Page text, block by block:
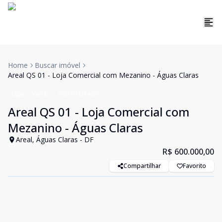
Home
Buscar imóvel
Areal QS 01 - Loja Comercial com Mezanino - Águas Claras
Areal QS 01 - Loja Comercial com
Mezanino - Águas Claras
Areal, Águas Claras - DF
R$ 600.000,00
Compartilhar Favorito